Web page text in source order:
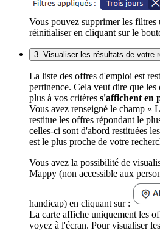
Vous pouvez supprimer les filtres
réinitialiser en cliquant sur le
3. Visualiser les résultats de votre
La liste des offres d'emploi est
pertinence. Cela veut dire que
plus à vos critères s'affichent en
Vous avez renseigné le champ «
restitue les offres répondant le
celles-ci sont d'abord restituées
est le plus proche de votre
Vous avez la possibilité de
Mappy (non accessible aux
handicap) en cliquant sur :
La carte affiche uniquement les
voyez à l'écran. Pour visualiser